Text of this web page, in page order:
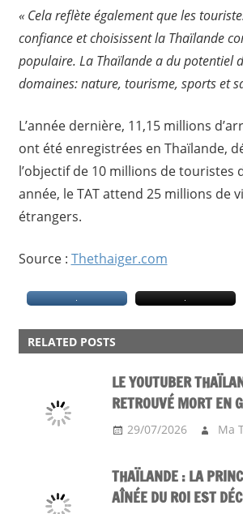
« Cela reflète également que les
confiance et choisissent la Thaïlande
populaire. La Thaïlande a du potentiel
domaines: nature, tourisme, sports et
L’année dernière, 11,15 millions
ont été enregistrées en Thaïlande,
l’objectif de 10 millions de touristes
année, le TAT attend 25 millions de
étrangers.
Source : Thethaiger.com
RELATED POSTS
LE YOUTUBER
RETROUVÉ MORT EN
29/07/2026 Ma
THAÏLANDE : LA
AÎNÉE DU ROI EST